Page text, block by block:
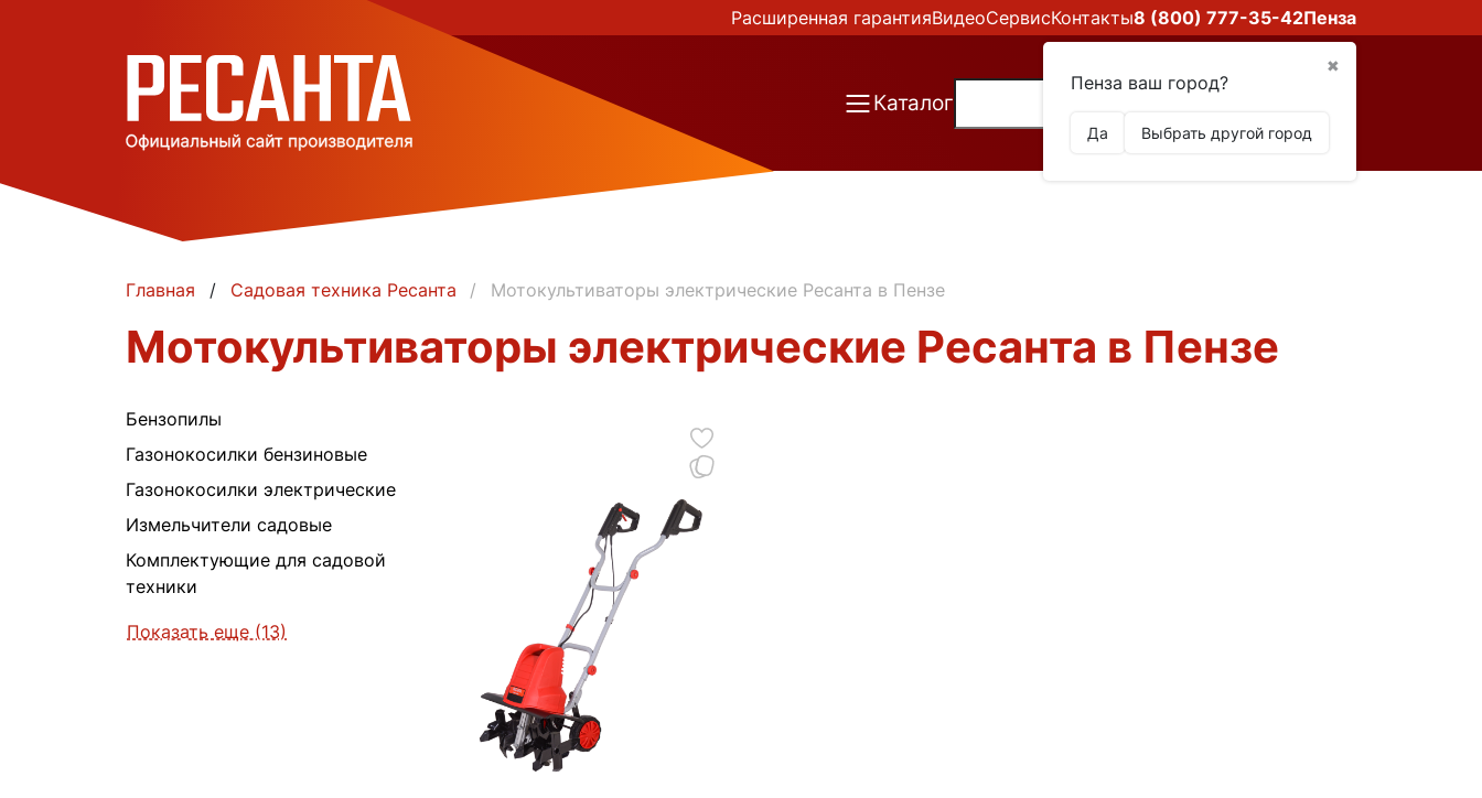
Расширенная гарантияВидеоСервисКонтакты8 (800) 777-35-42Пенза
✖
Пенза ваш город?
Да Выбрать другой город
Каталог
Главная Садовая техника Ресанта Мотокультиваторы электрические Ресанта в Пензе
Мотокультиваторы электрические Ресанта в Пензе
Бензопилы
Газонокосилки бензиновые
Газонокосилки электрические
Измельчители садовые
Комплектующие для садовой
техники
Показать еще (13)